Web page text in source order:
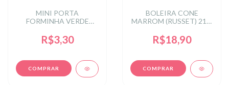
MINI PORTA
FORMINHA VERDE
R$3,30
BOLEIRA CONE
MARROM (RUSSET) 21 X
R$18,90